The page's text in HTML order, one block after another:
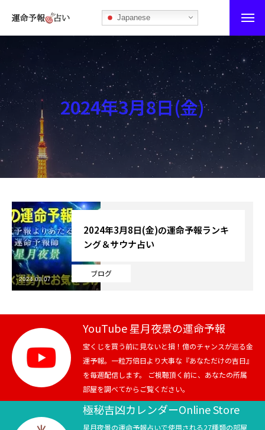
Japanese
運命予報占い
運命予報占いとは
あなたの所属部屋を探そう！
最恐の相性占い
秘伝公開！吉凶カレンダー
記事カテゴリー
ブログ
お知らせ
芸能界
テニス
スポーツ
競馬
2024年3月8日(金)
ブログ
2024年3月8日(金)の運命予報ランキ
ング＆サウナ占い
2024.03.07
YouTube 星月夜景の運命予報
宝くじを買う前に見ないと損！億のチャンスが巡る金
運予報。一粒万倍日より大事な『あなただけの吉日』
を毎週配信します。 ご視聴頂く前に、あなたの所属
部屋を調べてからご覧ください。
極秘吉凶カレンダーOnline Store
星月夜景の運命予報占いで使用される27種類の部屋